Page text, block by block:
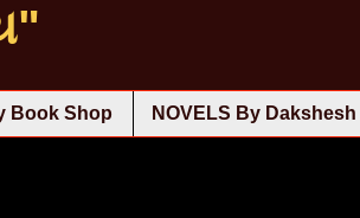
Book Shop NOVELS By